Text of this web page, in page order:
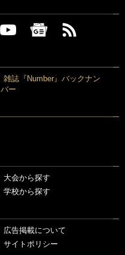
雑誌『Number』バックナン
バー
大会から探す
学校から探す
広告掲載について
サイトポリシー